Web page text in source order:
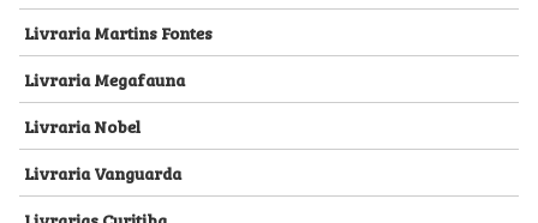
Livraria Martins Fontes
Livraria Megafauna
Livraria Nobel
Livraria Vanguarda